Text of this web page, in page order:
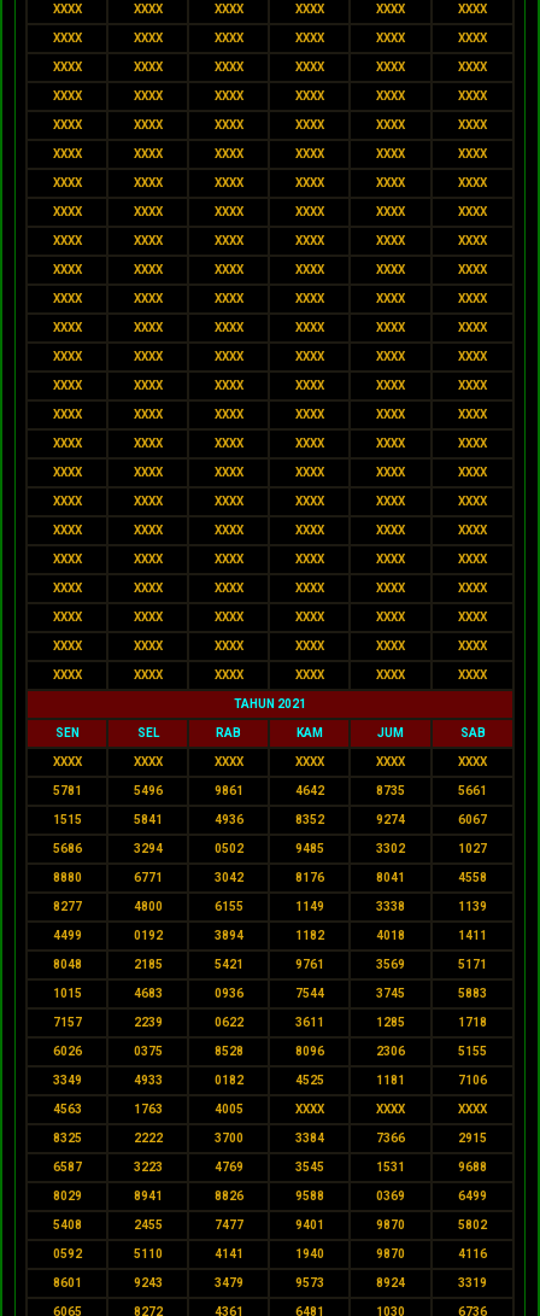
XXXX XXXX XXXX XXXX XXXX XXXX
XXXX XXXX XXXX XXXX XXXX XXXX
XXXX XXXX XXXX XXXX XXXX XXXX
XXXX XXXX XXXX XXXX XXXX XXXX
XXXX XXXX XXXX XXXX XXXX XXXX
XXXX XXXX XXXX XXXX XXXX XXXX
XXXX XXXX XXXX XXXX XXXX XXXX
XXXX XXXX XXXX XXXX XXXX XXXX
XXXX XXXX XXXX XXXX XXXX XXXX
XXXX XXXX XXXX XXXX XXXX XXXX
XXXX XXXX XXXX XXXX XXXX XXXX
XXXX XXXX XXXX XXXX XXXX XXXX
XXXX XXXX XXXX XXXX XXXX XXXX
XXXX XXXX XXXX XXXX XXXX XXXX
XXXX XXXX XXXX XXXX XXXX XXXX
XXXX XXXX XXXX XXXX XXXX XXXX
XXXX XXXX XXXX XXXX XXXX XXXX
XXXX XXXX XXXX XXXX XXXX XXXX
XXXX XXXX XXXX XXXX XXXX XXXX
XXXX XXXX XXXX XXXX XXXX XXXX
XXXX XXXX XXXX XXXX XXXX XXXX
XXXX XXXX XXXX XXXX XXXX XXXX
XXXX XXXX XXXX XXXX XXXX XXXX
XXXX XXXX XXXX XXXX XXXX XXXX
TAHUN 2021
SEN SEL RAB KAM JUM SAB
XXXX XXXX XXXX XXXX XXXX XXXX
5781 5496 9861 4642 8735 5661
1515 5841 4936 8352 9274 6067
5686 3294 0502 9485 3302 1027
8880 6771 3042 8176 8041 4558
8277 4800 6155 1149 3338 1139
4499 0192 3894 1182 4018 1411
8048 2185 5421 9761 3569 5171
1015 4683 0936 7544 3745 5883
7157 2239 0622 3611 1285 1718
6026 0375 8528 8096 2306 5155
3349 4933 0182 4525 1181 7106
4563 1763 4005 XXXX XXXX XXXX
8325 2222 3700 3384 7366 2915
6587 3223 4769 3545 1531 9688
8029 8941 8826 9588 0369 6499
5408 2455 7477 9401 9870 5802
0592 5110 4141 1940 9870 4116
8601 9243 3479 9573 8924 3319
6065 8272 4361 6481 1030 6736